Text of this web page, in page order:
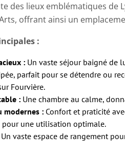
des lieux emblématiques de
offrant ainsi un
:
:Un vaste séjour baigné de
parfait pour se détendre ou
Fourvière.
:Une chambre au calme,
modernes :Confort et praticité
pour une utilisation optimale.
vaste espace de rangement